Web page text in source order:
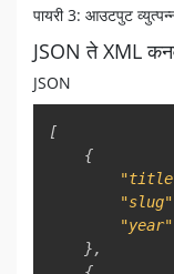
पायरी 3: आउटपुट
JSON ते XML
JSON
[
{
"slug"
"year"
},